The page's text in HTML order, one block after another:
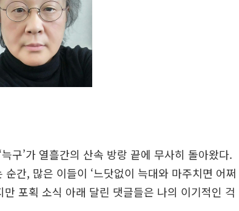
구’가 열흘간의 산속 방랑 끝에 무사히 돌아왔다.
간, 많은 이들이 ‘느닷없이 늑대와 마주치면 어쩌
포획 소식 아래 달린 댓글들은 나의 이기적인 걱